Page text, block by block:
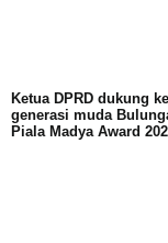
Ketua DPRD dukung
generasi muda
Piala Madya Award